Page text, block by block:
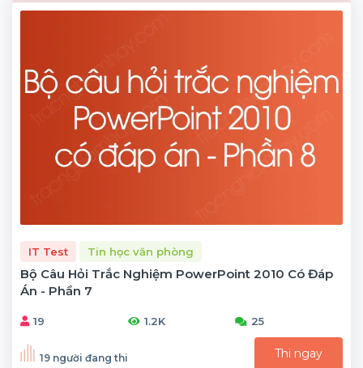
IT Test Tin học văn phòng
Bộ Câu Hỏi Trắc Nghiệm PowerPoint 2010 Có Đáp
Án - Phần 7
19 1.2K 25
19 người đang thi Thi ngay